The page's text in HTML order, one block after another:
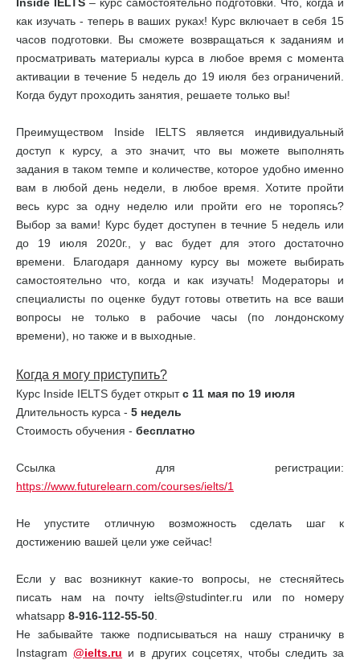
как изучать - теперь в ваших руках! Курс включает в себя 15
часов подготовки. Вы сможете возвращаться к заданиям и
просматривать материалы курса в любое время с момента
активации в течение 5 недель до 19 июля без ограничений.
Когда будут проходить занятия, решаете только вы!
Преимуществом Inside IELTS является индивидуальный
доступ к курсу, а это значит, что вы можете выполнять
задания в таком темпе и количестве, которое удобно именно
вам в любой день недели, в любое время. Хотите пройти
весь курс за одну неделю или пройти его не торопясь?
Выбор за вами! Курс будет доступен в течние 5 недель или
до 19 июля 2020г., у вас будет для этого достаточно
времени. Благодаря данному курсу вы можете выбирать
самостоятельно что, когда и как изучать! Модераторы и
специалисты по оценке будут готовы ответить на все ваши
вопросы не только в рабочие часы (по лондонскому
времени), но также и в выходные.
Когда я могу приступить?
Курс Inside IELTS будет открытс 11 мая по 19 июля
Длительность курса - 5 недель
Стоимость обучения - бесплатно
Ссылка для регистрации:
https://www.futurelearn.com/courses/ielts/1
Не упустите отличную возможность сделать шаг к
достижению вашей цели уже сейчас!
Если у вас возникнут какие-то вопросы, не стесняйтесь
писать нам на почту ielts@studinter.ru или по номеру
whatsapp 8-916-112-55-50
Не забывайте также подписываться на нашу страничку в
Instagram@ielts.ru и в других соцсетях, чтобы следить за